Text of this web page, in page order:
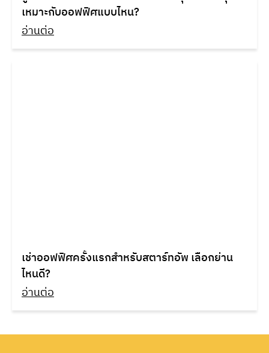
เหมาะกับออฟฟิศแบบไหน?
อ่านต่อ
เช่าออฟฟิศครั้งแรกสำหรับสตาร์ทอัพ เลือกย่าน
ไหนดี?
อ่านต่อ